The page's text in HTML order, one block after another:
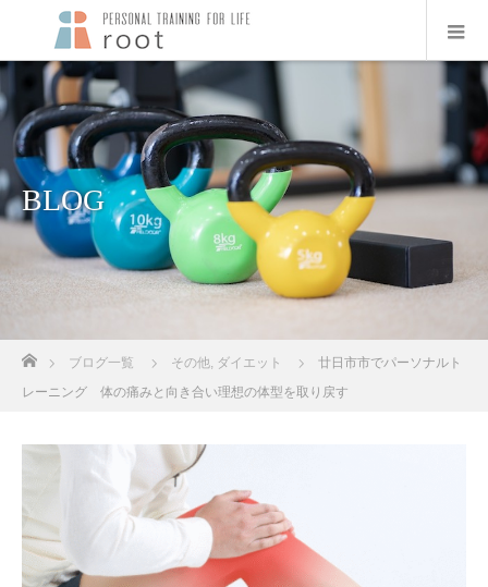
BLOG
ブログ一覧 その他, ダイエット
廿日市市でパーソナルト
レーニング 体の痛みと向き合い理想の体型を取り戻す